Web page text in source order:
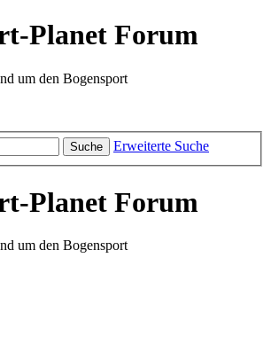
Planet Forum
um den Bogensport
Suche Erweiterte Suche
Planet Forum
um den Bogensport